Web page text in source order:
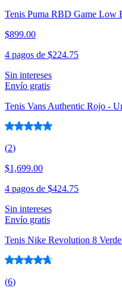
Tenis Puma RBD Game Low
$899.00
4 pagos de $224.75
Sin intereses
Envío gratis
Tenis Vans Authentic Rojo -
(2)
$1,699.00
4 pagos de $424.75
Sin intereses
Envío gratis
Tenis Nike Revolution 8
(6)